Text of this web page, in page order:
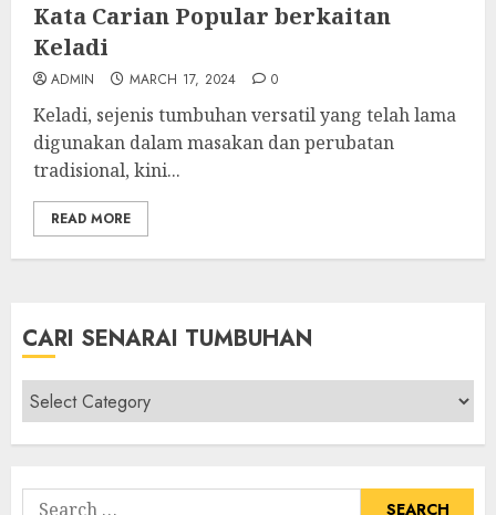
Kata Carian Popular berkaitan
Keladi
ADMIN MARCH 17, 2024 0
Keladi, sejenis tumbuhan versatil yang telah lama
digunakan dalam masakan dan perubatan
tradisional, kini...
READ MORE
CARI SENARAI TUMBUHAN
Cari
Senarai
Tumbuhan
Search